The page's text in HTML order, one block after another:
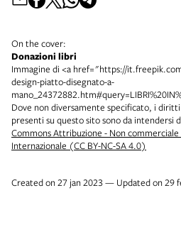
On the cover:
Donazioni libri
Immagine di <a href="https://
design-piatto-disegnato-a-
Dove non diversamente specificato, i
presenti su questo sito sono da intendersi
Commons Attribuzione - Non
Internazionale (CC BY-NC-SA 4.0)
Created on 27 jan 2023 — Updated on 29